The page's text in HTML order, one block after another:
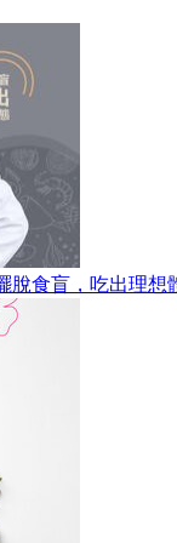
脫食盲，吃出理想